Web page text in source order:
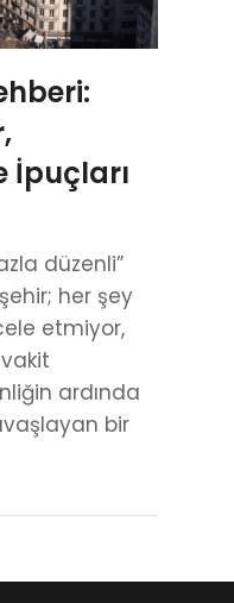
İpuçları
düzenli”
her şey
etmiyor,
vakit
ardında
bir